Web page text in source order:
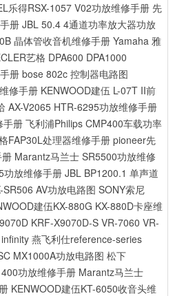
乐得RSX-1057 V02功放维修手册 先
册 JBL 50.4 4通道功率放大器功放
晶体管收音机维修手册 Yamaha 雅
艺格 DPA600 DPA1000
册 bose 802c 控制器电路图
修手册 KENWOOD建伍 L-07T II前
AX-V2065 HTR-6295功放维修手册
手册 飞利浦Philips CMP400车载功率
FAP30L处理器维修手册 pioneer先
Marantz马兰士 SR5500功放维修
功放维修手册 JBL BP1200.1 单声道
AV功放电路图 SONY索尼
建伍KX-880G KX-880D卡座维
KRF-X9070D-S VR-7060 VR-
infinity 燕飞利仕reference-series
MX1000A功放电路图 松下
功放维修手册 Marantz马兰士
KENWOOD建伍KT-6050收音头维